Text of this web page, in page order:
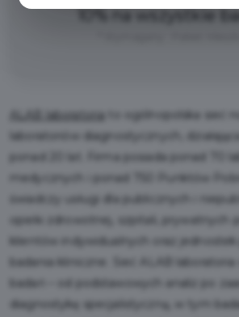
10% na wszystkie
ALAB laboratoria to ogólnopolska sieć
laboratoriów diagnostycznych,
ponad 20 lat. Firma posiada ponad 70
medycznych i ponad 750 Punktów
świadczy usługi dla publicznych i
opieki zdrowotnej, szpitali, prywatnych
klientów indywidualnych oraz jednostek
badania kliniczne. Sieć ALAB
badań – od podstawowych analiz po
diagnostykę specjalistyczną, w tym